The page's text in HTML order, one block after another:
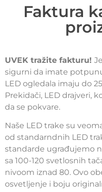
Faktura
UVEK tražite fakturu!
sigurni da imate
LED ogledala imaju do
Prekidači, LED drajveri,
da se pokvare.
Naše LED trake su
od standarndnih LED
standarde ugrađujemo
sa 100-120 svetlosnih
nivoom iznad 80. Ovo
osvetljenje i boju